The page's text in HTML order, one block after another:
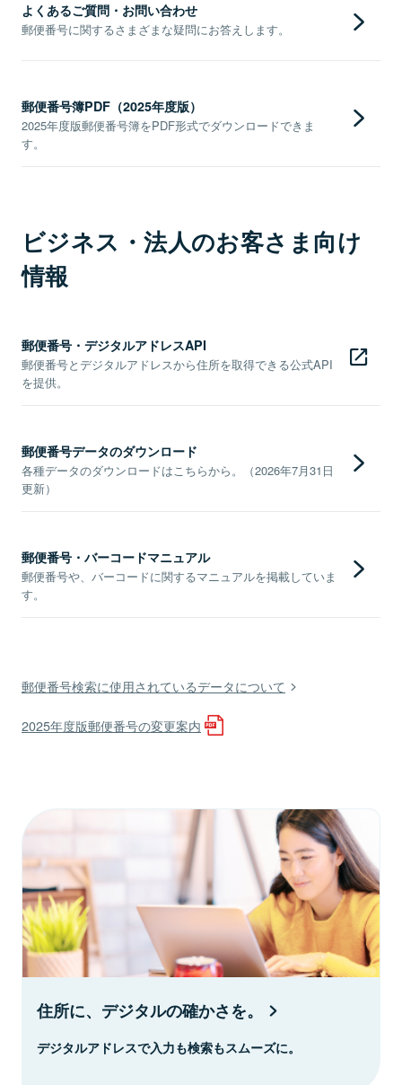
よくあるご質問・お問い合わせ
郵便番号に関するさまざまな疑問にお答えします。
郵便番号簿PDF（2025年度版）
2025年度版郵便番号簿をPDF形式でダウンロードできま
す。
ビジネス・法人のお客さま向け
情報
郵便番号・デジタルアドレスAPI
郵便番号とデジタルアドレスから住所を取得できる公式API
を提供。
郵便番号データのダウンロード
各種データのダウンロードはこちらから。（2026年7月31日
更新）
郵便番号・バーコードマニュアル
郵便番号や、バーコードに関するマニュアルを掲載していま
す。
郵便番号検索に使用されているデータについて
2025年度版郵便番号の変更案内
住所に、デジタルの確かさを。
デジタルアドレスで入力も検索もスムーズに。